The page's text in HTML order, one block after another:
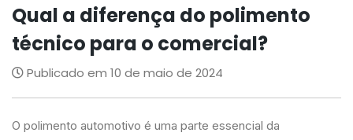
Qual a diferença do polimento
técnico para o comercial?
Publicado em 10 de maio de 2024
O polimento automotivo é uma parte essencial da